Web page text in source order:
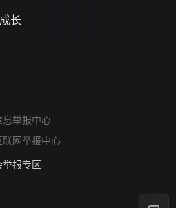
长
息举报中心
联网举报中心
专项举报
举报专区